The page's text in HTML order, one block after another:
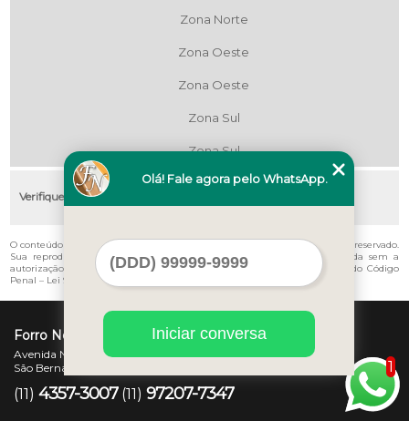
Zona Norte
Zona Oeste
Zona Oeste
Zona Sul
Zona Sul
Verifique as regiões que atendemos
O conteúdo do texto "Onde Vende Forro Pvc Liso Higienópolis
" é de direito reservado.
Sua reprodução, parcial ou total, mesmo citando nossos links, é proibida sem a
autorização do autor. Crime de violação de direito autoral – artigo 184 do Código
Penal – Lei 9610/98 - Lei de direitos autorais
Forro Novo
Avenida Newton Monteiro de Andrade, 45 - Centro
São Bernardo do Campo - SP - CEP: 09725-370
(11) 4357-3007 (11) 97207-7347
1
Olá! Fale agora pelo WhatsApp.
Iniciar conversa